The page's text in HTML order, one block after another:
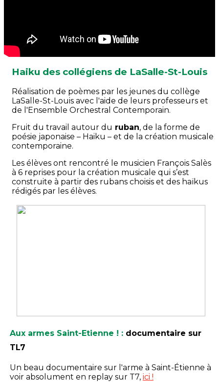
Haiku des collégiens de LaSalle-St-Louis
Réalisation de poèmes par les jeunes du collège
LaSalle-St-Louis avec l'aide de leurs professeurs et
de l'Ensemble Orchestral Contemporain.
Fruit du travail autour du ruban, de la forme de
poésie japonaise – Haiku – et de la création musicale
contemporaine.
Les élèves ont rencontré le musicien François Salès
à 6 reprises pour la création musicale qui s’est
construite à partir des rubans choisis et des haïkus
rédigés par les élèves.
Aux armes Saint-Etienne ! : documentaire sur
TL7
Un beau documentaire sur l'arme à Saint-Étienne à
voir absolument en replay sur T7, ici !